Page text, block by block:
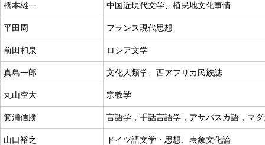
橋本雄一 中国近現代文学、植民地文化事情
平田周 フランス現代思想
前田和泉 ロシア文学
真島一郎 文化人類学、西アフリカ民族誌
丸山空大 宗教学
箕浦信勝 言語学，手話言語学，アサバスカ語，マ
山口裕之 ドイツ語文学・思想、表象文化論